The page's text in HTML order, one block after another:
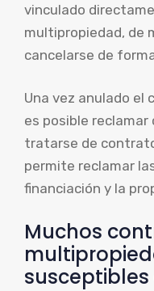
vinculado
multipropiedad, de
cancelarse de
Una vez anulado
es posible
tratarse de
permite reclamar
financiación y la
Muchos